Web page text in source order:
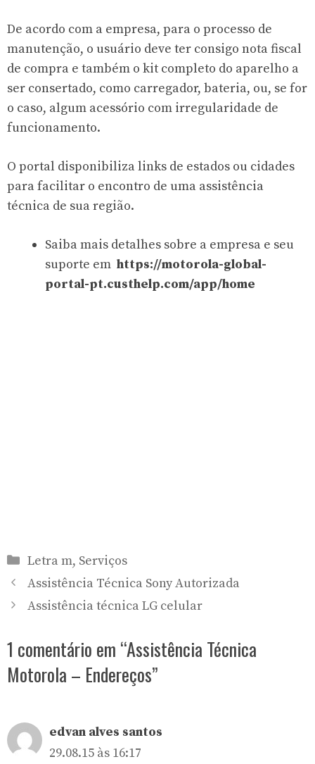
De acordo com a empresa, para o processo de
manutenção, o usuário deve ter consigo nota fiscal
de compra e também o kit completo do aparelho a
ser consertado, como carregador, bateria, ou, se for
o caso, algum acessório com irregularidade de
funcionamento.
O portal disponibiliza links de estados ou cidades
para facilitar o encontro de uma assistência
técnica de sua região.
Saiba mais detalhes sobre a empresa e seu
suporte em https://motorola-global-
portal-pt.custhelp.com/app/home
Categorias
Letra m, Serviços
Assistência Técnica Sony Autorizada
Assistência técnica LG celular
1 comentário em “Assistência Técnica
Motorola – Endereços”
edvan alves santos
29.08.15 às 16:17